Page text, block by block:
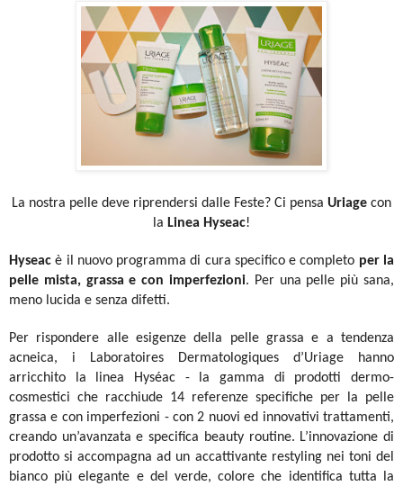
La nostra pelle deve riprendersi dalle Feste? Ci pensa Uriage con
la Linea Hyseac!
Hyseacè il nuovo programma di cura specifico e completo per la
pelle mista, grassa e con imperfezioni. Per una pelle più sana,
meno lucida e senza difetti.
Per rispondere alle esigenze della pelle grassa e a tendenza
acneica, i Laboratoires Dermatologiques d’Uriage hanno
arricchito la linea Hyséac - la gamma di prodotti dermo-
cosmestici che racchiude 14 referenze specifiche per la pelle
grassa e con imperfezioni - con 2 nuovi ed innovativi trattamenti,
creando un’avanzata e specifica beauty routine. L’innovazione di
prodotto si accompagna ad un accattivante restyling nei toni del
bianco più elegante e del verde, colore che identifica tutta la